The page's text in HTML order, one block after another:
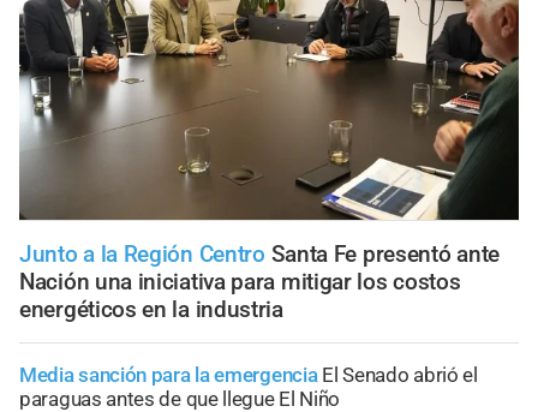
Junto a la Región Centro Santa Fe presentó ante
Nación una iniciativa para mitigar los costos
energéticos en la industria
Media sanción para la emergencia El Senado abrió el
paraguas antes de que llegue El Niño